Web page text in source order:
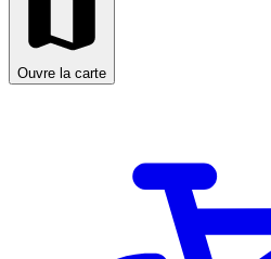
Ouvre la carte